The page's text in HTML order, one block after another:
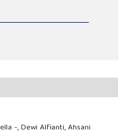
-, Dewi Alfianti, Ahsani